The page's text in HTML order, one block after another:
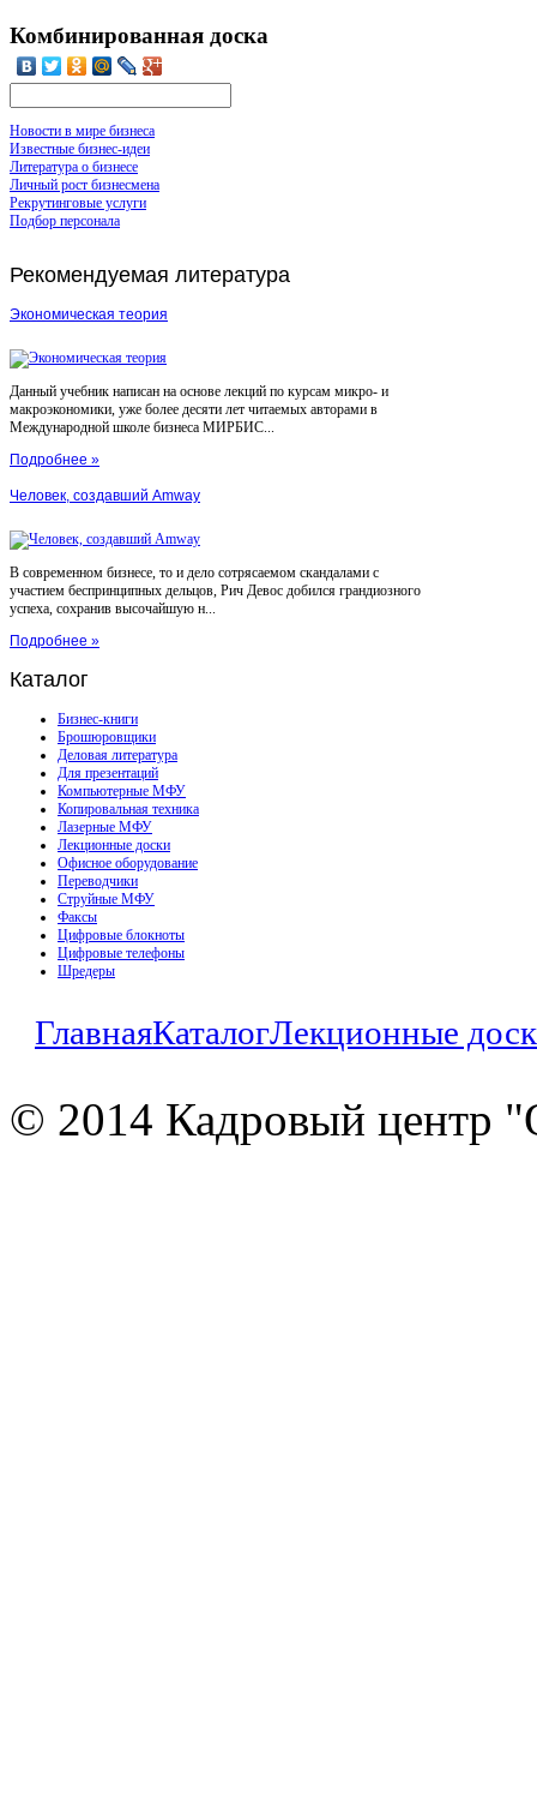
Комбинированная доска
Новости в мире бизнеса
Известные бизнес-идеи
Литература о бизнесе
Личный рост бизнесмена
Рекрутинговые услуги
Подбор персонала
Рекомендуемая литература
Экономическая теория
Данный учебник написан на основе лекций по курсам микро- и
макроэкономики, уже более десяти лет читаемых авторами в
Международной школе бизнеса МИРБИС...
Подробнее »
Человек, создавший Amway
В современном бизнесе, то и дело сотрясаемом скандалами с
участием беспринципных дельцов, Рич Девос добился грандиозного
успеха, сохранив высочайшую н...
Подробнее »
Каталог
Бизнес-книги
Брошюровщики
Деловая литература
Для презентаций
Компьютерные МФУ
Копировальная техника
Лазерные МФУ
Лекционные доски
Офисное оборудование
Переводчики
Струйные МФУ
Факсы
Цифровые блокноты
Цифровые телефоны
Шредеры
ГлавнаяКаталогЛекционные
© 2014 Кадровый центр